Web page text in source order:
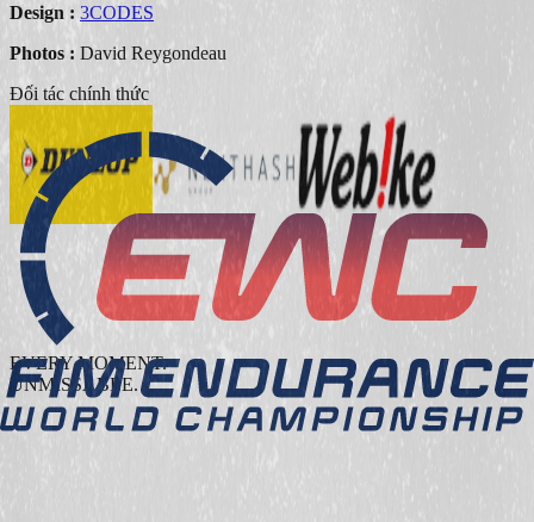
Design : 3CODES
Photos : David Reygondeau
Đối tác chính thức
EVERY MOMENT.
UNMISSABLE.